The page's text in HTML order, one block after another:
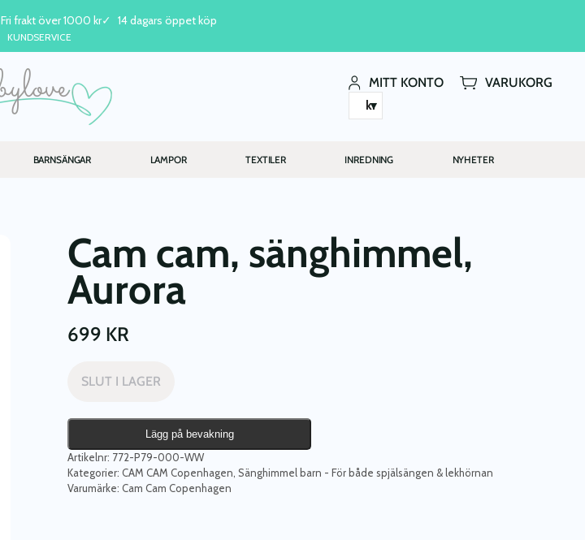
Fri frakt över 1000 kr 14 dagars öppet köp
KUNDSERVICE
MITT KONTO
VARUKORG
kr
BARNSÄNGAR LAMPOR TEXTILER INREDNING NYHETER
Cam cam, sänghimmel,
Aurora
699 KR
SLUT I LAGER
Lägg på bevakning
Artikelnr: 772-P79-000-WW
Kategorier: CAM CAM Copenhagen Sänghimmel barn - För både spjälsängen & lekhörnan
Varumärke: Cam Cam Copenhagen